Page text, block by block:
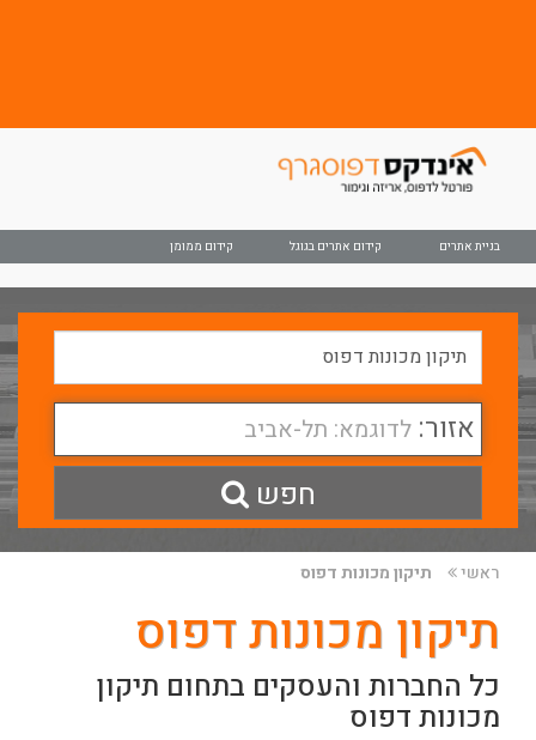
בניית אתרים קידום אתרים בגוגל קידום ממומן
אזור: לדוגמא: תל-אביב
חפש
ראשי תיקון מכונות דפוס
תיקון מכונות דפוס
כל החברות והעסקים בתחום תיקון
מכונות דפוס